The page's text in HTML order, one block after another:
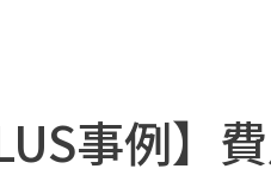
事例】